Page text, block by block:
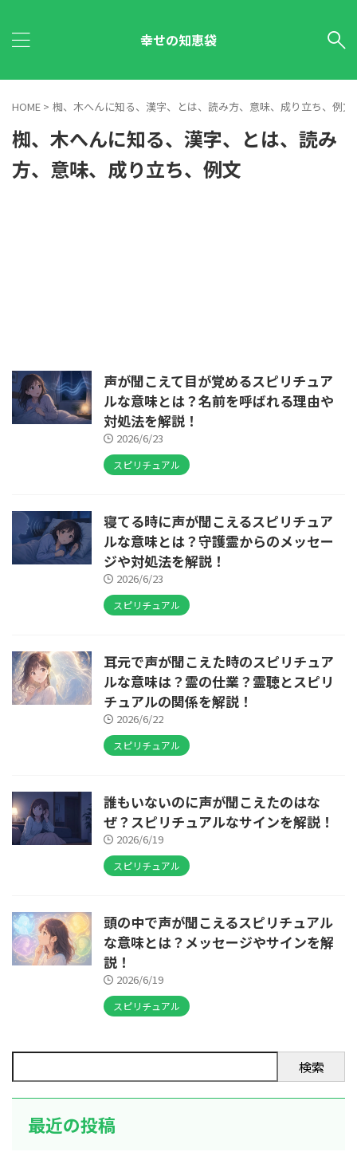
幸せの知恵袋
HOME > 椥、木へんに知る、漢字、とは、読み方、意味、成り立ち、例文
椥、木へんに知る、漢字、とは、読み
方、意味、成り立ち、例文
声が聞こえて目が覚めるスピリチュア
ルな意味とは？名前を呼ばれる理由や
対処法を解説！
2026/6/23
スピリチュアル
寝てる時に声が聞こえるスピリチュア
ルな意味とは？守護霊からのメッセー
ジや対処法を解説！
2026/6/23
スピリチュアル
耳元で声が聞こえた時のスピリチュア
ルな意味は？霊の仕業？霊聴とスピリ
チュアルの関係を解説！
2026/6/22
スピリチュアル
誰もいないのに声が聞こえたのはな
ぜ？スピリチュアルなサインを解説！
2026/6/19
スピリチュアル
頭の中で声が聞こえるスピリチュアル
な意味とは？メッセージやサインを解
説！
2026/6/19
スピリチュアル
検索
最近の投稿